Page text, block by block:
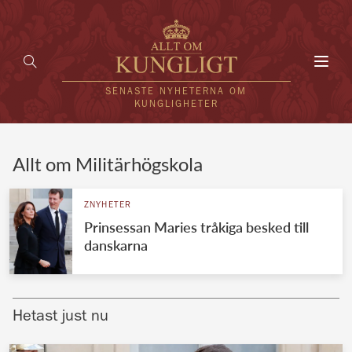
SENASTE NYHETERNA OM
KUNGLIGHETER
UTLÄNDSKT
VÄRLDENS KUNGAHUS
Brittiska kungahuset
Allt om Militärhögskola
ZNYHETER
Prinsessan Maries tråkiga besked till
danskarna
Hetast just nu